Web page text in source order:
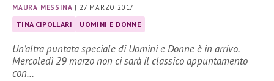
MAURA MESSINA | 27 MARZO 2017
TINA CIPOLLARI UOMINI E DONNE
Un’altra puntata speciale di Uomini e Donne è in arrivo.
Mercoledì 29 marzo non ci sarà il classico appuntamento
con…